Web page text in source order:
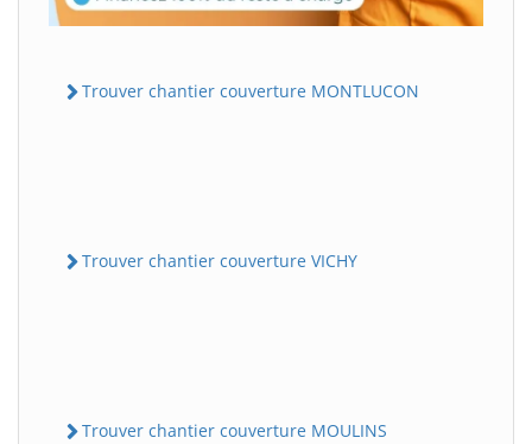
Trouver chantier couverture MONTLUCON
Trouver chantier couverture VICHY
Trouver chantier couverture MOULINS